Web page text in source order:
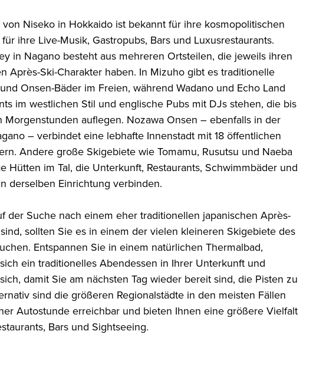
Niseko in Hokkaido ist bekannt für ihre kosmopolitischen
ihre Live-Musik, Gastropubs, Bars und Luxusrestaurants.
in Nagano besteht aus mehreren Ortsteilen, die jeweils ihren
Après-Ski-Charakter haben. In Mizuho gibt es traditionelle
Onsen-Bäder im Freien, während Wadano und Echo Land
im westlichen Stil und englische Pubs mit DJs stehen, die bis
Morgenstunden auflegen. Nozawa Onsen – ebenfalls in der
– verbindet eine lebhafte Innenstadt mit 18 öffentlichen
Andere große Skigebiete wie Tomamu, Rusutsu und Naeba
Hütten im Tal, die Unterkunft, Restaurants, Schwimmbäder und
derselben Einrichtung verbinden.
der Suche nach einem eher traditionellen japanischen Après-
sollten Sie es in einem der vielen kleineren Skigebiete des
Entspannen Sie in einem natürlichen Thermalbad,
ein traditionelles Abendessen in Ihrer Unterkunft und
damit Sie am nächsten Tag wieder bereit sind, die Pisten zu
sind die größeren Regionalstädte in den meisten Fällen
Autostunde erreichbar und bieten Ihnen eine größere Vielfalt
Bars und Sightseeing.